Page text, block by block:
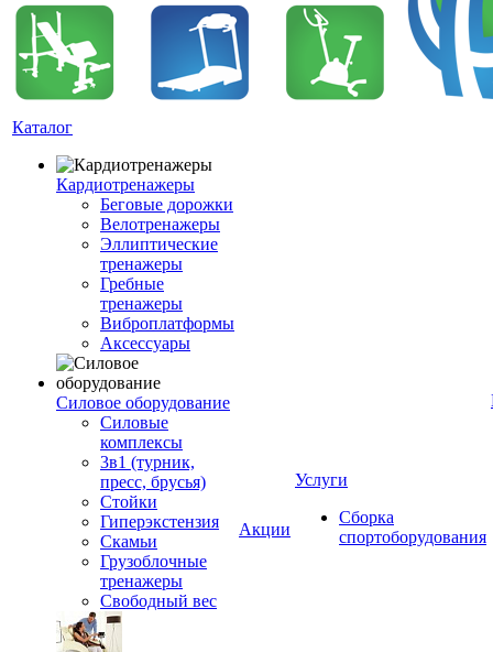
Каталог
Кардиотренажеры
Беговые дорожки
Велотренажеры
Эллиптические
тренажеры
Гребные
тренажеры
Виброплатформы
Аксессуары
Силовое оборудование
Силовые
комплексы
3в1 (турник,
пресс, брусья)
Стойки
Гиперэкстензия
Скамьи
Грузоблочные
тренажеры
Свободный вес
Акции
Услуги
Сборка
спортоборудования